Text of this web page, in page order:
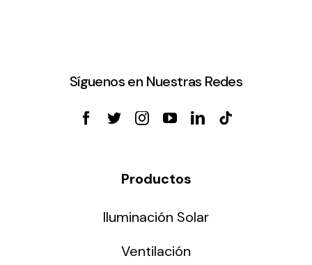
Síguenos en Nuestras Redes
Productos
Iluminación Solar
Ventilación